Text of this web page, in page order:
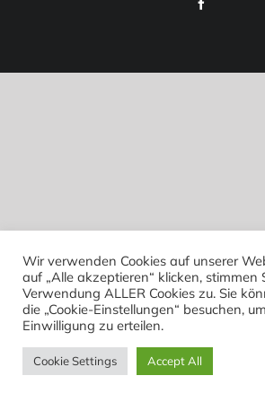
Wir verwenden Cookies auf unserer
auf „Alle akzeptieren“ klicken, stimmen
Verwendung ALLER Cookies zu. Sie
die „Cookie-Einstellungen“ besuchen,
Einwilligung zu erteilen.
Cookie Settings Accept All